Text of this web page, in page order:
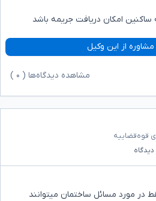
امکان دریافت جریمه باشد
از این وکیل
مشاهده دیدگاه‌ها ( ۰
قوه‌قضاییه
دیدگاه
در مورد مسائل ساختمان میتوانند